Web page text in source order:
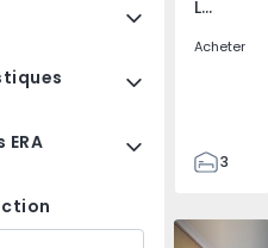
Loures, Loures
Acheter
3
111